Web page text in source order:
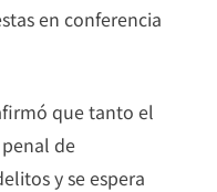
en conferencia
que tanto el
de
y se espera